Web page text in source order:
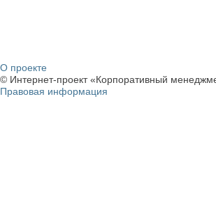
О проекте
© Интернет-проект «Корпоративный
Правовая информация